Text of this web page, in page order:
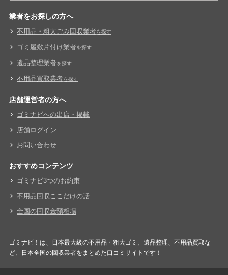
業者をお探しの方へ
不用品・粗大ごみ回収業者を探す
ゴミ屋敷片付け業者を探す
遺品整理業者を探す
不用品買取業者を探す
店舗運営者の方へ
ゴミナビへの出店・掲載
店舗ログイン
お問い合わせ
おすすめコンテンツ
ゴミナビ3つのお約束
不用品回収ここだけの話
全国の回収金額相場
ゴミナビ！は、日本最大級の不用品・粗大ゴミ、遺品整理、不用品買取な
ど、日本全国の回収業者をまとめた口コミサイトです！